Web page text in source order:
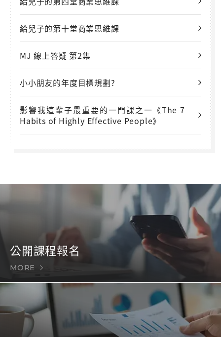
給兒子的第十堂商業思維課
MJ 線上答疑 第2集
小小朋友的年度目標規劃?
影響我這輩子最重要的一門課之一《The 7
Habits of Highly Effective People》
公開課程報名
MORE